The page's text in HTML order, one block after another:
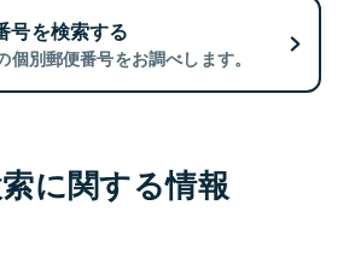
号を検索する
個別郵便番号をお調べします。
に関する情報